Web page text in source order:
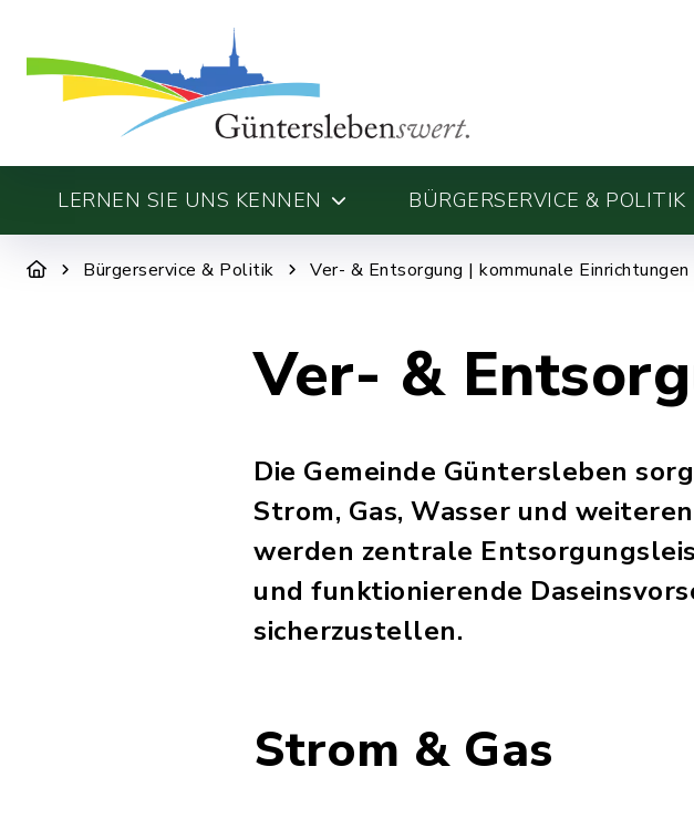
LERNEN SIE UNS KENNEN BÜRGERSERVICE & POLITIK
Bürgerservice & Politik Ver- & Entsorgung | kommunale Einrichtungen
Ver- &
Die Gemeinde Güntersleben
Strom, Gas, Wasser und
werden zentrale
und funktionierende
sicherzustellen.
Strom & Gas